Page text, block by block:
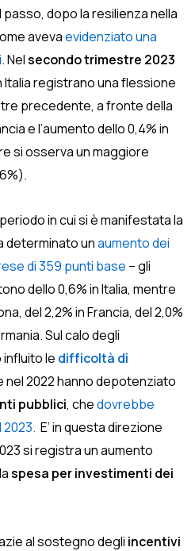
dopo la resilienza nella
avevaevidenziato una
. Nelsecondo trimestre 2023
Italia registrano una flessione
precedente, a fronte della
e l’aumento dello 0,4% in
si osserva un maggiore
in cui si è manifestata la
determinato unaumento dei
di 359 punti base – gli
dello 0,6% in Italia, mentre
del 2,2% in Francia, del 2,0%
Sul calo degli
influito le difficoltà di
nel 2022 hanno depotenziato
pubblici, chedovrebbe
E’ in questa direzione
si registra un aumento
spesa per investimenti dei
al sostegno degli incentivi